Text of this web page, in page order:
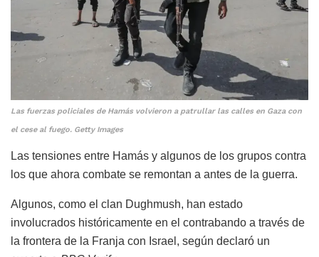
Las fuerzas policiales de Hamás volvieron a patrullar las calles en Gaza con
el cese al fuego. Getty Images
Las tensiones entre Hamás y algunos de los grupos contra
los que ahora combate se remontan a antes de la guerra.
Algunos, como el clan Dughmush, han estado
involucrados históricamente en el contrabando a través de
la frontera de la Franja con Israel, según declaró un